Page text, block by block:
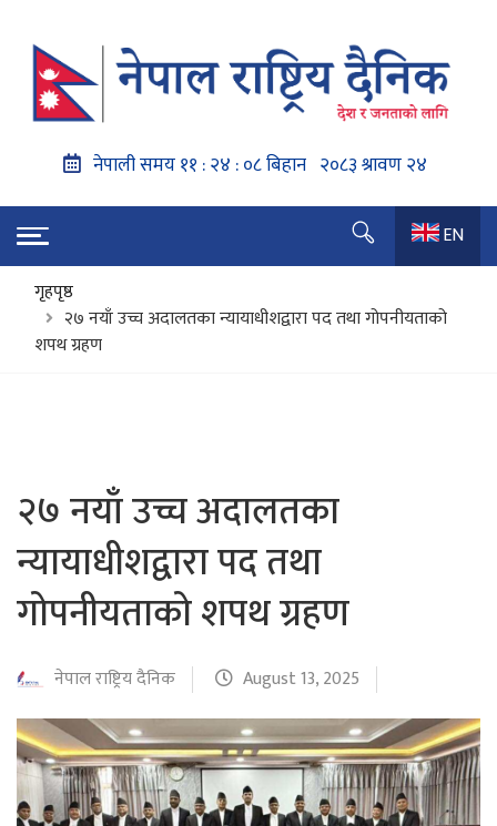
EN
गृहपृष्ठ
२७ नयाँ उच्च अदालतका न्यायाधीशद्वारा पद तथा गोपनीयताको
शपथ ग्रहण
२७ नयाँ उच्च अदालतका
न्यायाधीशद्वारा पद तथा
गोपनीयताको शपथ ग्रहण
नेपाल राष्ट्रिय दैनिक August 13, 2025